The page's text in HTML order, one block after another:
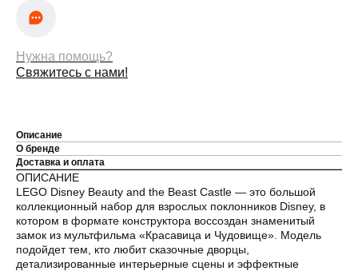
Нужна помощь?
Свяжитесь с нами!
Описание
О бренде
Доставка и оплата
ОПИСАНИЕ
LEGO Disney Beauty and the Beast Castle — это большой
коллекционный набор для взрослых поклонников Disney, в
котором в формате конструктора воссоздан знаменитый
замок из мультфильма «Красавица и Чудовище». Модель
подойдет тем, кто любит сказочные дворцы,
детализированные интерьерные сцены и эффектные